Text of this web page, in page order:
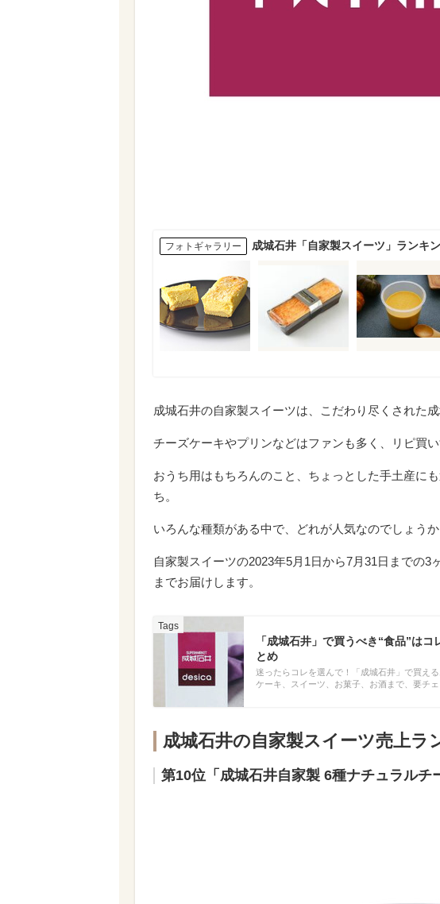
フォトギャラリー 成城石井「自家製スイーツ」ランキ
成城石井の自家製スイーツは、こだわり尽くされた
チーズケーキやプリンなどはファンも多く、リピ買い
おうち用はもちろんのこと、ちょっとした手土産に
ち。
いろんな種類がある中で、どれが人気なのでしょうか
自家製スイーツの2023年5月1日から7月31日までの3
までお届けします。
「成城石井」で買うべき“食品”は
とめ
迷ったらコレを選んで！「成城石井」で買え
ケーキ、スイーツ、お菓子、お酒まで、要チ
成城石井の自家製スイーツ売上ラ
第10位「成城石井自家製 6種ナチュラルチ